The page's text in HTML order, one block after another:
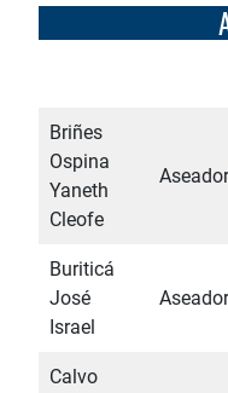
Briñes
Ospina
Yaneth
Cleofe
Buriticá
José
Israel
Calvo